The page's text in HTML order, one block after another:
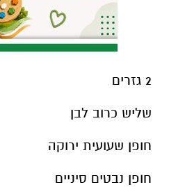
2 גזרים
שליש כרוב לבן
חופן שעועית ירוקה
חופן נבטים סיניים